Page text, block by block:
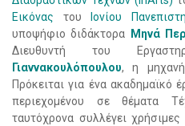
Εικόνας του Ιονίου
υποψήφιο διδάκτορα
Μηνά
Διευθυντή του
Γιαννακουλόπουλου, η
Πρόκειται για ένα ακαδημαϊκό
περιεχομένου σε θέματα
ταυτόχρονα συλλέγει